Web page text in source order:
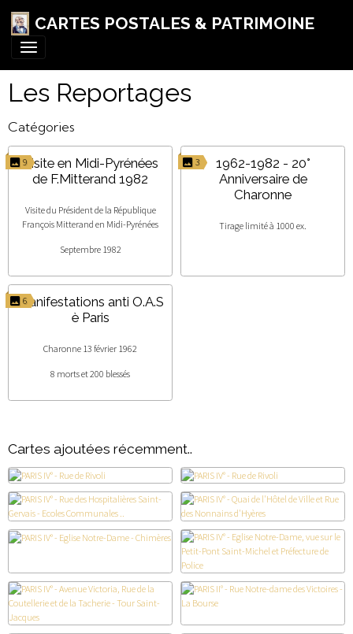
CARTES POSTALES & PATRIMOINE
Les Reportages
Catégories
9
Visite en Midi-Pyrénées
de F.Mitterand 1982
Visite du Président de la République
François Mitterand en Midi-Pyrénées
Septembre 1982
3
1962-1982 - 20°
Anniversaire de
Charonne
Tirage limité à 1000 ex.
6
Manifestations anti O.A.S
è Paris
Charonne 13 février 1962
8 morts et 200 blessés
Cartes ajoutées récemment..